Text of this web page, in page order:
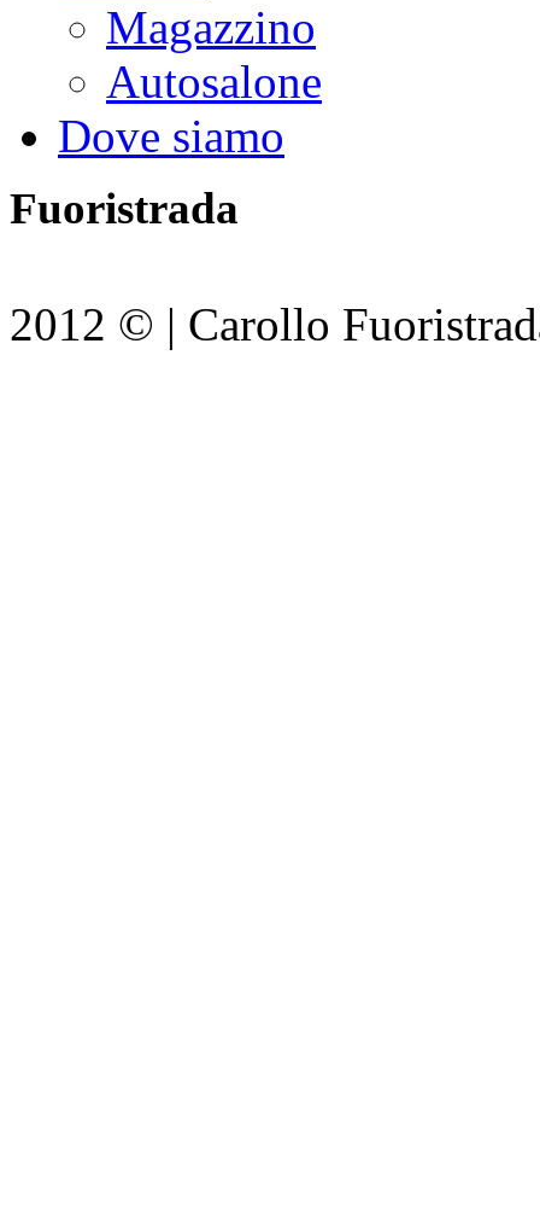
Magazzino
Autosalone
Dove siamo
Fuoristrada
2012 © | Carollo